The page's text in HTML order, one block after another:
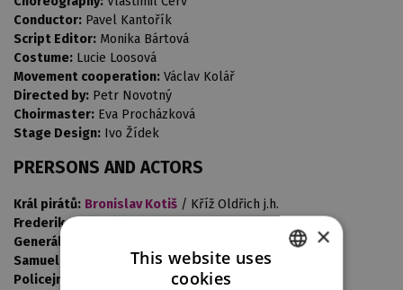
Conductor: Pavel Kantořík
Script Editor: Monika Bártová
Costume: Lucie Loosová
Movement cooperation: Václav Kolář
Directed by: Petr Novotný
Choirmaster: Eva Procházková
Stage Design: Ivo Žídek
PRERSONS AND ACTORS
Král pirátů: Bronislav Kotiš / Kříž Oldřich j.h.
Frederik, pirátský učeň:
Generál Stanley:
/ Zavislan Libor
Samuel:
Policejní seržant:
×
This website uses
cookies